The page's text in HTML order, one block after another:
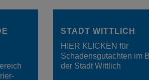
STADT WITTLICH
HIER KLICKEN für
Schadensgutachten im
der Stadt Wittlich